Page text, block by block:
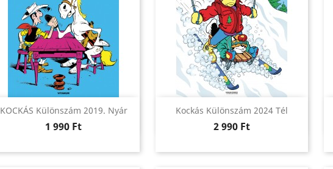
KOCKÁS Különszám 2019. Nyár
Ár
1 990 Ft
Előnézet Kockás Különszám 2024 Tél
Ár
2 990 Ft
Előnézet